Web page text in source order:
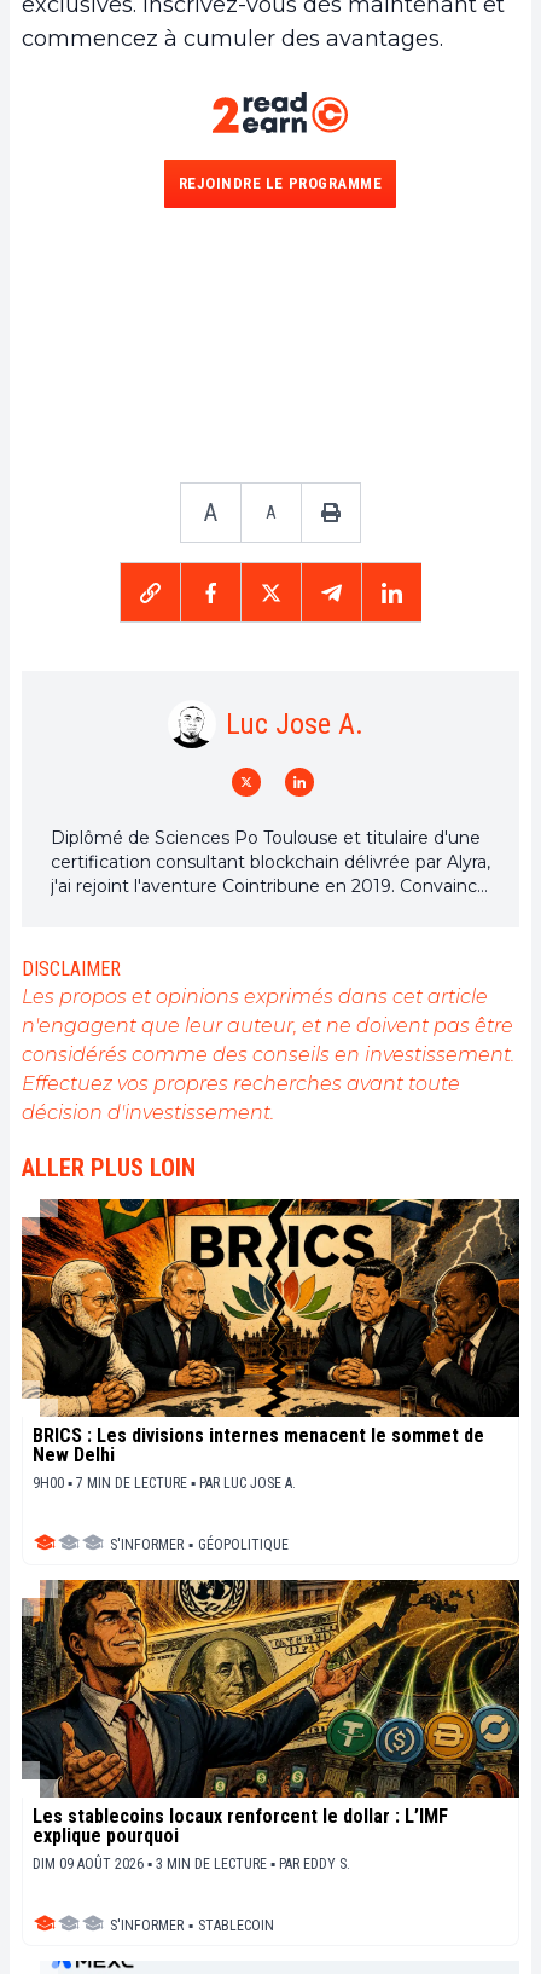
commencez à cumuler des avantages.
REJOINDRE LE PROGRAMME
A A
Luc Jose A.
Diplômé de Sciences Po Toulouse et titulaire d'une
certification consultant blockchain délivrée par Alyra,
j'ai rejoint l'aventure Cointribune en 2019. Convaincu
l'engagement de sensibiliser et d'informer le grand
public sur cet écosystème en constante évolution.
Mon objectif est de permettre à chacun de mieux
comprendre la blockchain et de saisir les
opportunités qu'elle offre. Je m'efforce chaque jour
de fournir une analyse objective de l'actualité, de
décrypter les tendances du marché, de relayer les
sociétaux de cette révolution en marche.
DISCLAIMER
Les propos et opinions exprimés dans cet article
n'engagent que leur auteur, et ne doivent pas être
considérés comme des conseils en investissement.
Effectuez vos propres recherches avant toute
décision d'investissement.
ALLER PLUS LOIN
BRICS : Les divisions internes menacent le sommet de
New Delhi
9H00 ▪ 7 MIN DE LECTURE ▪ PAR LUC JOSE A.
S'INFORMER ▪ GÉOPOLITIQUE
Les stablecoins locaux renforcent le dollar : L’IMF
explique pourquoi
DIM 09 AOÛT 2026 ▪ 3 MIN DE LECTURE ▪ PAR EDDY S.
S'INFORMER ▪ STABLECOIN